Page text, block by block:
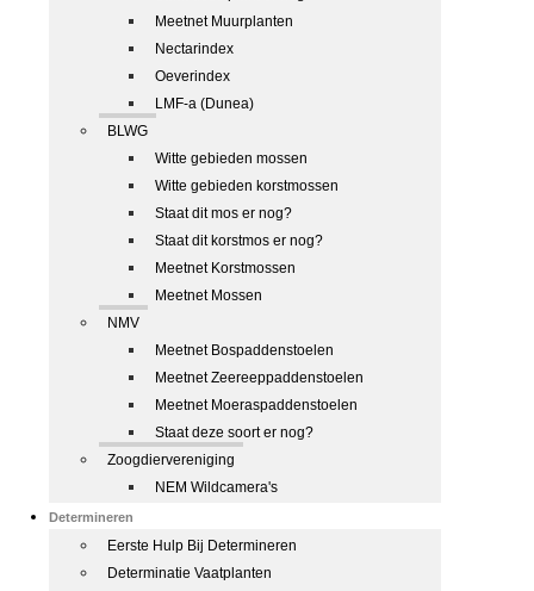
Meetnet Muurplanten
Nectarindex
Oeverindex
LMF-a (Dunea)
BLWG
Witte gebieden mossen
Witte gebieden korstmossen
Staat dit mos er nog?
Staat dit korstmos er nog?
Meetnet Korstmossen
Meetnet Mossen
NMV
Meetnet Bospaddenstoelen
Meetnet Zeereeppaddenstoelen
Meetnet Moeraspaddenstoelen
Staat deze soort er nog?
Zoogdiervereniging
NEM Wildcamera's
Determineren
Eerste Hulp Bij Determineren
Determinatie Vaatplanten